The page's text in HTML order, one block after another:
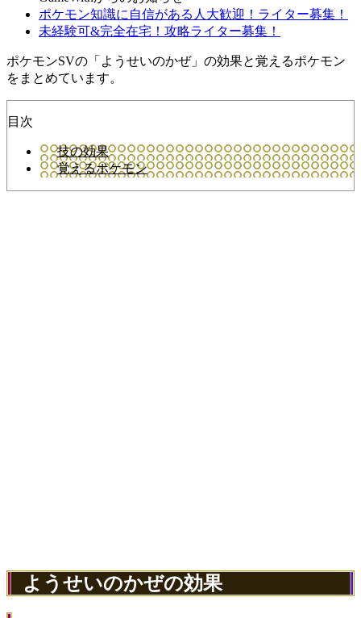
ポケモン知識に自信がある人大歓迎！ライター募集！
未経験可&完全在宅！攻略ライター募集！
ポケモンSVの「ようせいのかぜ」の効果と覚えるポケモン
をまとめています。
目次
技の効果
覚えるポケモン
ようせいのかぜの効果